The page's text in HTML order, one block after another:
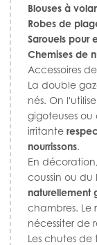
Blouses à
Robes de
Sarouels pour
Chemises de
Accessoires
La double
nés. On
gigoteuses ou
irritante
nourrissons.
En
coussin ou du
naturellement
chambres. Le
nécessiter de
Les chutes de